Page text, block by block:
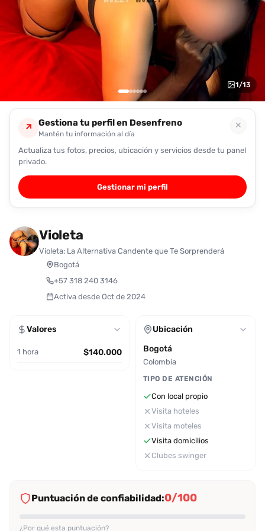
encontrarlas
fácilmente.
Entendido
1/13
↗ Gestiona tu perfil en Desenfreno
Mantén tu información al día
✕
Actualiza tus fotos, precios, ubicación y servicios desde tu panel
privado.
Gestionar mi perfil
Violeta
Violeta: La Alternativa Candente que Te Sorprenderá
Bogotá
+57 318 240 3146
Activa desde Oct de 2024
Valores
1 hora $140.000
Ubicación
Bogotá
Colombia
TIPO DE ATENCIÓN
Con local propio
Visita hoteles
Visita moteles
Visita domicilios
Clubes swinger
Puntuación de confiabilidad:0/100
¿Por qué esta puntuación?